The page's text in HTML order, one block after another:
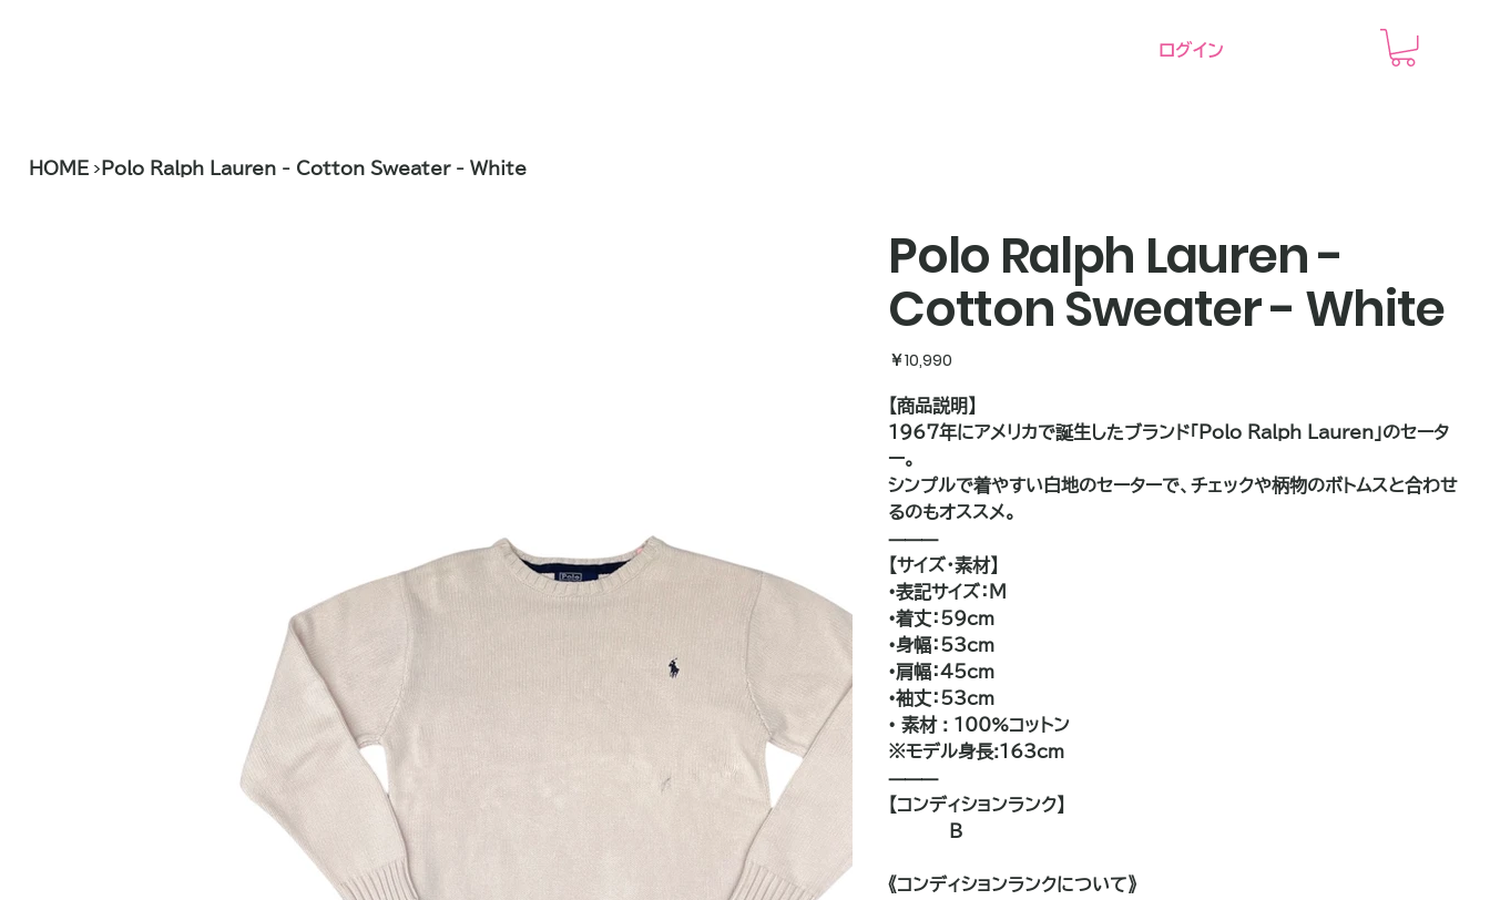
ログイン
HOME > Polo Ralph Lauren - Cotton Sweater - White
Polo Ralph Lauren -
Cotton Sweater - White
価
￥10,990
【商品説明】
1967年にアメリカで誕生したブランド「Polo Ralph Lauren」のセータ
ー。
シンプルで着やすい白地のセーターで、チェックや柄物のボトムスと合わせ
るのもオススメ。
⸻
【サイズ・素材】
•表記サイズ：M
•着丈：59cm
•身幅：53cm
•肩幅：45cm
•袖丈：53cm
• 素材 : 100%コットン
※モデル身長:163cm
⸻
【コンディションランク】
B
《コンディションランクについて》